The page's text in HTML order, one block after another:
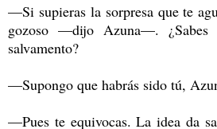
—Si supieras la sorpresa que te
gozoso —dijo Azuna—.
salvamento?
—Supongo que habrás sido tú,
—Pues te equivocas. La idea da